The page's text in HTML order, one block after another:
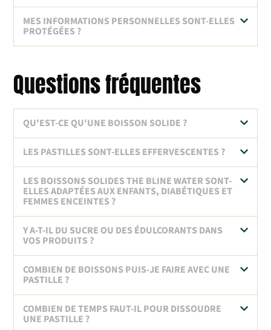
MES INFORMATIONS PERSONNELLES SONT-ELLES
PROTÉGÉES ?
Questions fréquentes
QU'EST-CE QU'UNE BOISSON SOLIDE ?
LES PASTILLES SONT-ELLES EFFERVESCENTES ?
LES BOISSONS SOLIDES THE BLINE WATER SONT-
ELLES ADAPTÉES AUX ENFANTS, DIABÉTIQUES ET
FEMMES ENCEINTES ?
Y A-T-IL DU SUCRE OU DES ÉDULCORANTS DANS
VOS PRODUITS ?
COMBIEN DE BOISSONS PUIS-JE FAIRE AVEC UNE
PASTILLE ?
COMBIEN DE TEMPS FAUT-IL POUR DISSOUDRE
UNE PASTILLE ?